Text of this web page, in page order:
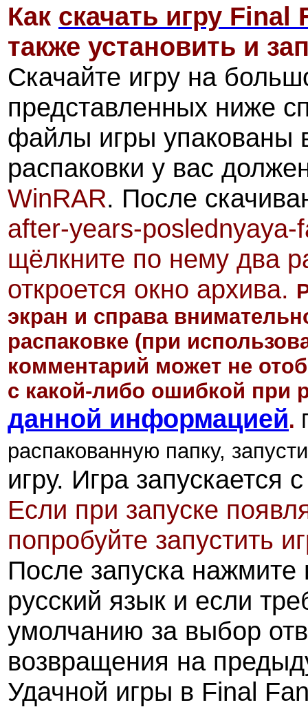
Как скачать игру Final
также установить и
Скачайте игру на
представленных ниже
файлы игры упакованы
распаковки у вас
WinRAR. После
after-years-
щёлкните по нему два
откроется окно архива.
экран и справа
распаковке (при
комментарий может не
с какой-либо ошибкой при
данной информацией.
распакованную папку,
игру. Игра запускается
Если при запуске
попробуйте запустить
После запуска
русский язык и если
умолчанию за выбор
возвращения на
Удачной игры в Final